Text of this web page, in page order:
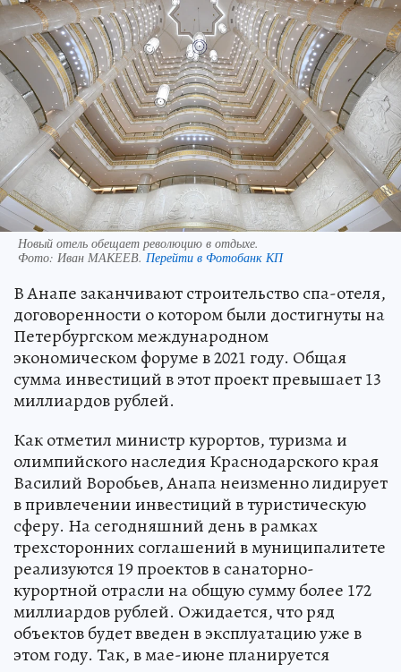
Новый отель обещает революцию в отдыхе.
Фото: Иван МАКЕЕВ. Перейти в Фотобанк КП
В Анапе заканчивают строительство спа-отеля,
договоренности о котором были достигнуты на
Петербургском международном
экономическом форуме в 2021 году. Общая
сумма инвестиций в этот проект превышает 13
миллиардов рублей.
Как отметил министр курортов, туризма и
олимпийского наследия Краснодарского края
Василий Воробьев, Анапа неизменно лидирует
в привлечении инвестиций в туристическую
сферу. На сегодняшний день в рамках
трехсторонних соглашений в муниципалитете
реализуются 19 проектов в санаторно-
курортной отрасли на общую сумму более 172
миллиардов рублей. Ожидается, что ряд
объектов будет введен в эксплуатацию уже в
этом году. Так, в мае-июне планируется